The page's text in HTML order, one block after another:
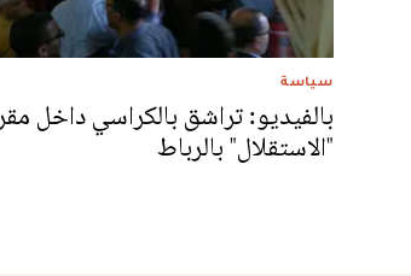
سياسة
بالفيديو: تراشق بالكراسي داخل مقر
"الاستقلال" بالرباط